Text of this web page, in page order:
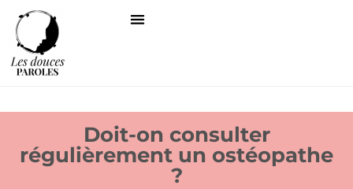
Doit-on consulter
régulièrement un ostéopathe
?